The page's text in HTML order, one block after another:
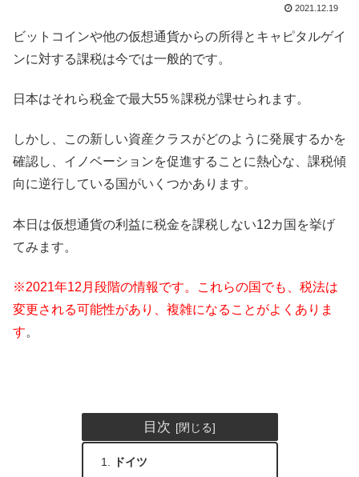
2021.12.19
ビットコインや他の仮想通貨からの所得とキャピタルゲイ
ンに対する課税は今では一般的です。
日本はそれら税金で最大55％課税が課せられます。
しかし、この新しい資産クラスがどのように発展するかを
確認し、イノベーションを促進することに熱心な、課税傾
向に逆行している国がいくつかあります。
本日は仮想通貨の利益に税金を課税しない12カ国を挙げ
てみます。
※2021年12月段階の情報です。これらの国でも、税法は
変更される可能性があり、複雑になることがよくありま
す。
目次
ドイツ